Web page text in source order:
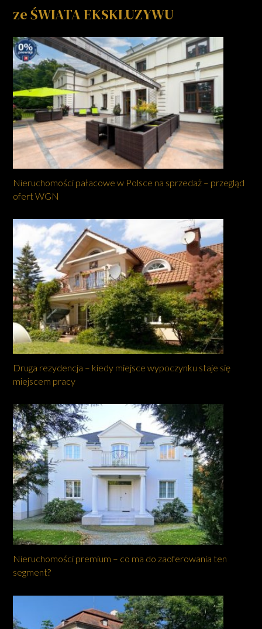
ze ŚWIATA EKSKLUZYWU
Nieruchomości pałacowe w Polsce na sprzedaż – przegląd
ofert WGN
Druga rezydencja – kiedy miejsce wypoczynku staje się
miejscem pracy
Nieruchomości premium – co ma do zaoferowania ten
segment?